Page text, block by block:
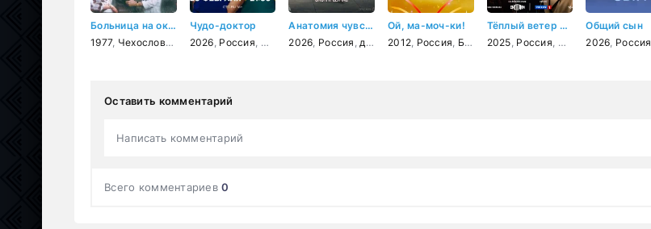
Больница на окраине города
1977, Чехословакия ,драма
Чудо-доктор
2026 Россия мелодрама ,драма
Анатомия чувств
2026 Россия драма
Ой, ма-моч-ки!
2012 Россия Беларусь , мелодрама
Тёплый ветер с севера
2025 Россия мелодрама
Общий сын
2026 Россия
Оставить комментарий
Написать комментарий
Всего комментариев0